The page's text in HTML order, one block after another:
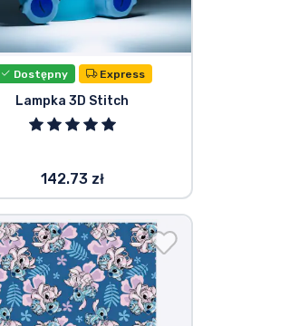
Dostępny Express
Lampka 3D Stitch
142.73 zł